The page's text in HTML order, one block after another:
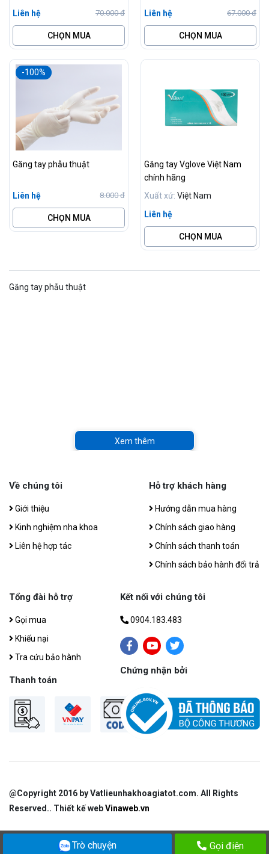
Liên hệ
70.000 đ
CHỌN MUA
Liên hệ
67.000 đ
CHỌN MUA
Găng tay phẫu thuật
Liên hệ 8.000 đ
CHỌN MUA
-100%
Găng tay Vglove Việt Nam
chính hãng
Xuất xứ: Việt Nam
Liên hệ
CHỌN MUA
Găng tay phẫu thuật
Xem thêm
Về chúng tôi
Giới thiệu
Kinh nghiệm nha khoa
Liên hệ hợp tác
Hỗ trợ khách hàng
Hướng dẫn mua hàng
Chính sách giao hàng
Chính sách thanh toán
Chính sách bảo hành đổi trả
Tổng đài hỗ trợ
Gọi mua
Khiếu nại
Tra cứu bảo hành
Thanh toán
Kết nối với chúng tôi
0904.183.483
Chứng nhận bởi
@Copyright 2016 by Vatlieunhakhoagiatot.com​. All Rights
Reserved.. Thiết kế webVinaweb.vn
Trò chuyện Gọi điện